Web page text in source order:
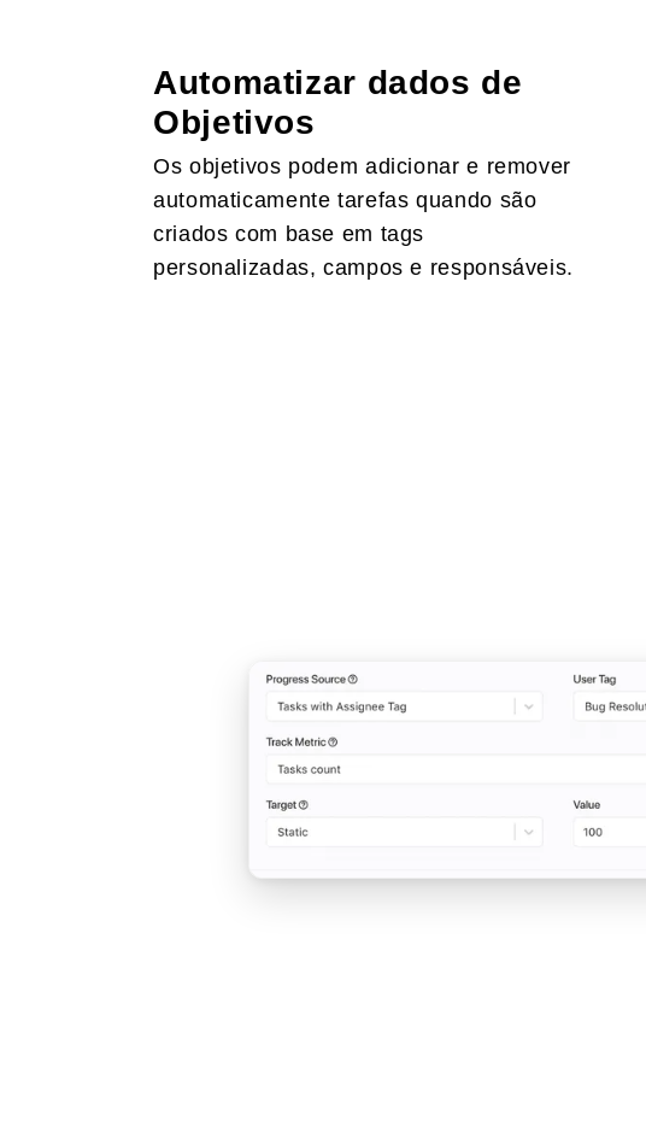
Automatizar dados de
Objetivos
Os objetivos podem adicionar e remover
automaticamente tarefas quando são
criados com base em tags
personalizadas, campos e responsáveis.